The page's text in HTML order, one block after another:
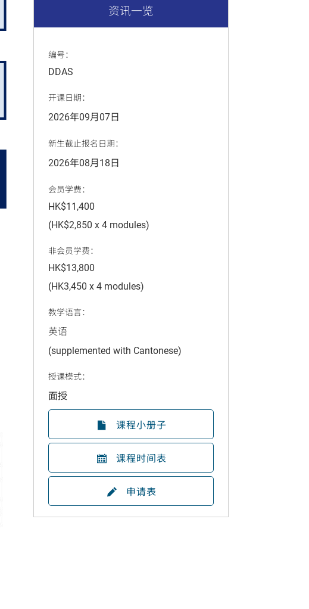
资讯一览
编号：
DDAS
开课日期：
2026年09月07日
新生截止报名日期：
2026年08月18日
会员学费：
HK$11,400
(HK$2,850 x 4 modules)
非会员学费：
HK$13,800
(HK3,450 x 4 modules)
教学语言：
英语
(supplemented with Cantonese)
授课模式：
面授
课程小册子
课程时间表
申请表